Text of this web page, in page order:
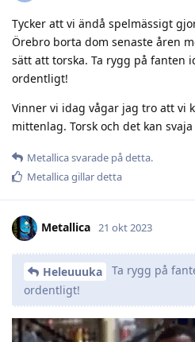
Tycker att vi ändå spelmässigt
Örebro borta dom senaste åren
sätt att torska. Ta rygg på fanten
ordentligt!
Vinner vi idag vågar jag tro att vi
mittenlag. Torsk och det kan
Metallicasvarade på detta.
Metallicagillar detta
Metallica 21 okt 2023
Heleuuuka
Ta rygg på
ordentligt!